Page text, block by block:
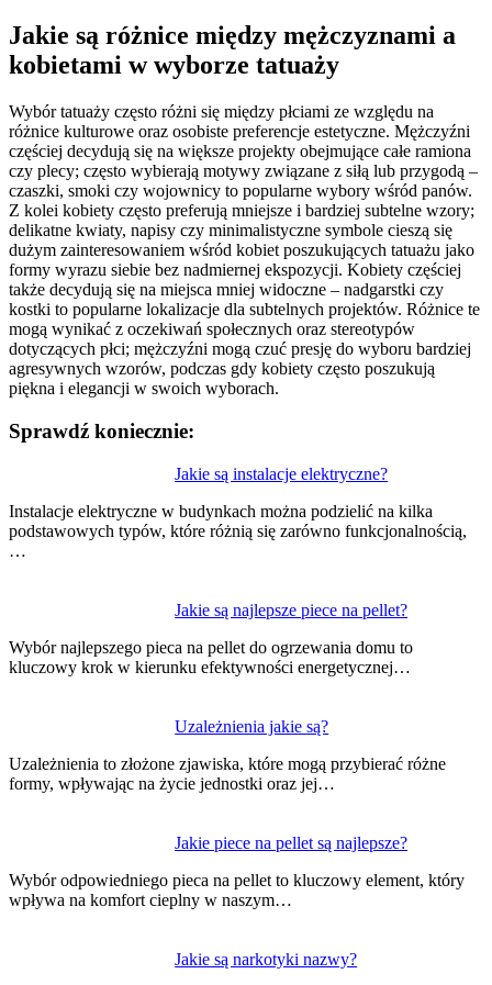
Jakie są różnice między mężczyznami a
kobietami w wyborze tatuaży
Wybór tatuaży często różni się między płciami ze względu na
różnice kulturowe oraz osobiste preferencje estetyczne. Mężczyźni
częściej decydują się na większe projekty obejmujące całe ramiona
czy plecy; często wybierają motywy związane z siłą lub przygodą –
czaszki, smoki czy wojownicy to popularne wybory wśród panów.
Z kolei kobiety często preferują mniejsze i bardziej subtelne wzory;
delikatne kwiaty, napisy czy minimalistyczne symbole cieszą się
dużym zainteresowaniem wśród kobiet poszukujących tatuażu jako
formy wyrazu siebie bez nadmiernej ekspozycji. Kobiety częściej
także decydują się na miejsca mniej widoczne – nadgarstki czy
kostki to popularne lokalizacje dla subtelnych projektów. Różnice te
mogą wynikać z oczekiwań społecznych oraz stereotypów
dotyczących płci; mężczyźni mogą czuć presję do wyboru bardziej
agresywnych wzorów, podczas gdy kobiety często poszukują
piękna i elegancji w swoich wyborach.
Sprawdź koniecznie:
Jakie są instalacje elektryczne?
Instalacje elektryczne w budynkach można podzielić na kilka
podstawowych typów, które różnią się zarówno funkcjonalnością,
…
Jakie są najlepsze piece na pellet?
Wybór najlepszego pieca na pellet do ogrzewania domu to
kluczowy krok w kierunku efektywności energetycznej…
Uzależnienia jakie są?
Uzależnienia to złożone zjawiska, które mogą przybierać różne
formy, wpływając na życie jednostki oraz jej…
Jakie piece na pellet są najlepsze?
Wybór odpowiedniego pieca na pellet to kluczowy element, który
wpływa na komfort cieplny w naszym…
Jakie są narkotyki nazwy?
wpisu